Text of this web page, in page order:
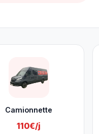
Camionnette
110€/j